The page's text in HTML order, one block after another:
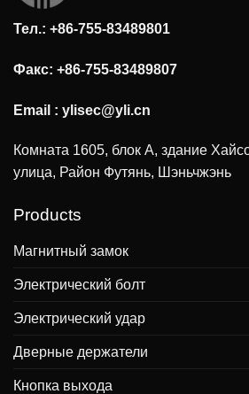
Тел.: +86-755-83489801
Факс: +86-755-83489807
Email : ylisec@yli.cn
Комната 1605, блок А, здание
улица, Район Футянь, Шэньчжэнь
Products
Магнитный замок
Электрический болт
Электрический удар
Дверные держатели
Кнопка выхода